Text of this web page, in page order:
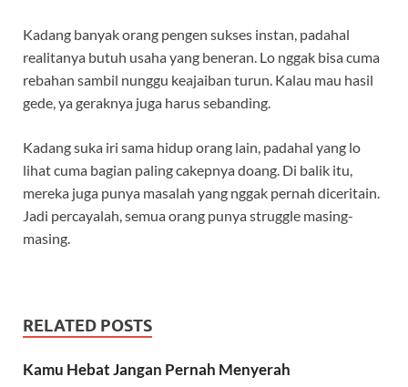
Kadang banyak orang pengen sukses instan, padahal
realitanya butuh usaha yang beneran. Lo nggak bisa cuma
rebahan sambil nunggu keajaiban turun. Kalau mau hasil
gede, ya geraknya juga harus sebanding.
Kadang suka iri sama hidup orang lain, padahal yang lo
lihat cuma bagian paling cakepnya doang. Di balik itu,
mereka juga punya masalah yang nggak pernah diceritain.
Jadi percayalah, semua orang punya struggle masing-
masing.
RELATED POSTS
Kamu Hebat Jangan Pernah Menyerah